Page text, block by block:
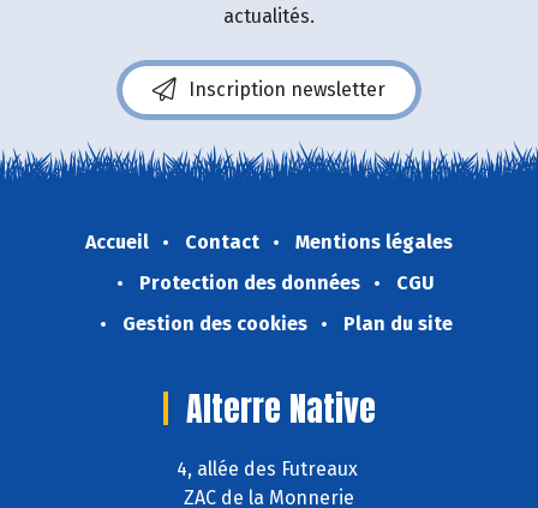
actualités.
Inscription newsletter
Accueil Contact
Mentions légales
Protection des données
CGU
Gestion des cookies
Plan du site
Alterre Native
4, allée des Futreaux
ZAC de la Monnerie